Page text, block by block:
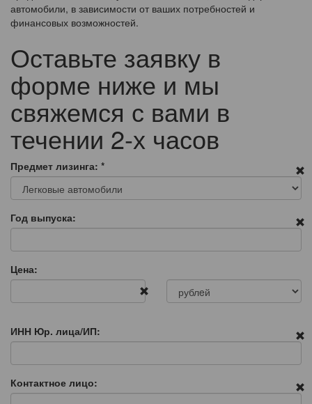
автомобили, в зависимости от ваших потребностей и
финансовых возможностей.
Оставьте заявку в
форме ниже и мы
свяжемся с вами в
течении 2-х часов
Предмет лизинга: *
Год выпуска:
Цена:
ИНН Юр. лица/ИП:
Контактное лицо: